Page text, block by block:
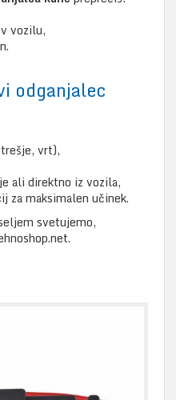
vozilu,
odganjalec
vrt),
ali direktno iz vozila,
za maksimalen učinek.
svetujemo,